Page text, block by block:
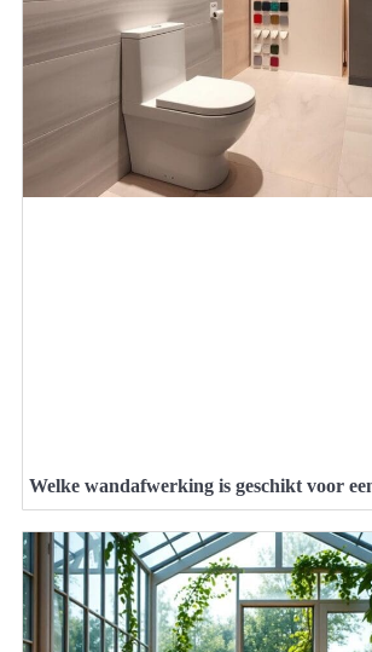
Welke wandafwerking is geschikt voor